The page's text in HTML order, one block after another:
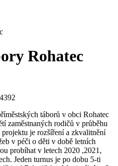
Rohatec
táborů v obci Rohatec
zaměstnaných rodičů v průběhu
je rozšíření a zkvalitnění
v péči o děti v době letních
probíhat v letech 2020 ,2021,
Jeden turnus je po dobu 5-ti